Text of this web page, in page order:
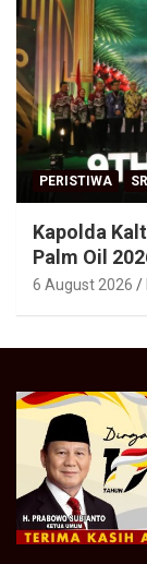
PERISTIWA
Kapolda
Palm Oil
6 August 2026